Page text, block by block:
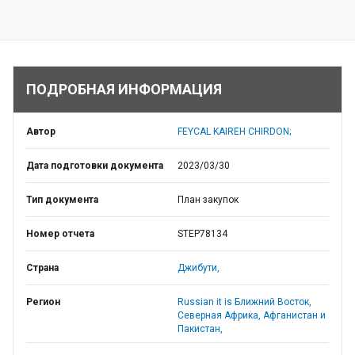
ПОДРОБНАЯ ИНФОРМАЦИЯ
Автор FEYCAL KAIREH CHIRDON;
Дата подготовки документа 2023/03/30
Тип документа План закупок
Номер отчета STEP78134
Страна Джибути,
Регион
Russian it is Ближний Восток,
Северная Африка, Афганистан и
Пакистан,